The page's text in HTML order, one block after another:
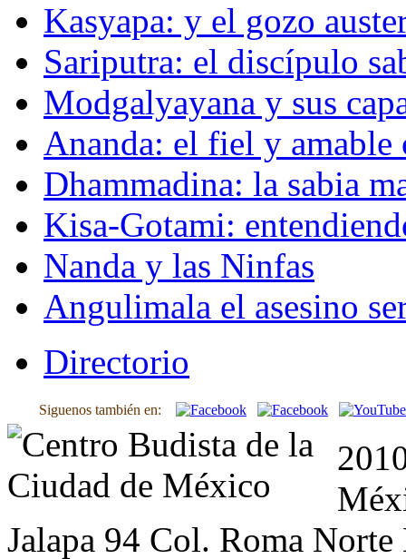
Kasyapa: y el gozo
Sariputra: el discípulo
Modgalyayana y sus
Ananda: el fiel y amable
Dhammadina: la sabia
Kisa-Gotami:
Nanda y las Ninfas
Angulimala el asesino
Directorio
Siguenos también en:
Jalapa 94 Col. Roma